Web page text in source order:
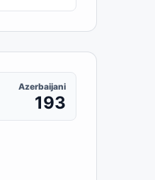
Azerbaijani
193